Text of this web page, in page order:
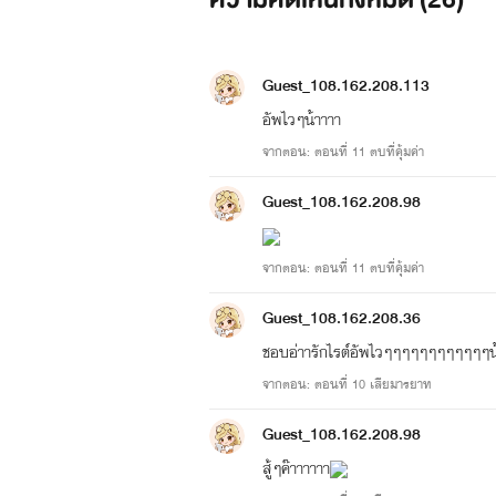
Guest_108.162.208.113
อัพไวๆน้าาาา
จากตอน: ตอนที่ 11 ตบที่คุ้มค่า
Guest_108.162.208.98
จากตอน: ตอนที่ 11 ตบที่คุ้มค่า
Guest_108.162.208.36
ชอบอ่าารักไรต์อัพไวๆๆๆๆๆๆๆๆๆ
จากตอน: ตอนที่ 10 เสียมารยาท
Guest_108.162.208.98
สู้ๆค๊าาาาาา